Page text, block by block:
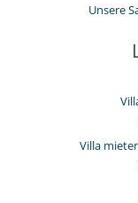
Unsere
Villa